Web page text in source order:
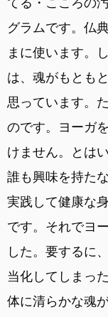
グラムです。仏
まに使います。
は、魂がもとも
思っています。
のです。ヨーガ
けません。とは
誰も興味を持た
実践して健康な
です。それでヨ
した。要するに
当化してしまっ
体に清らかな魂